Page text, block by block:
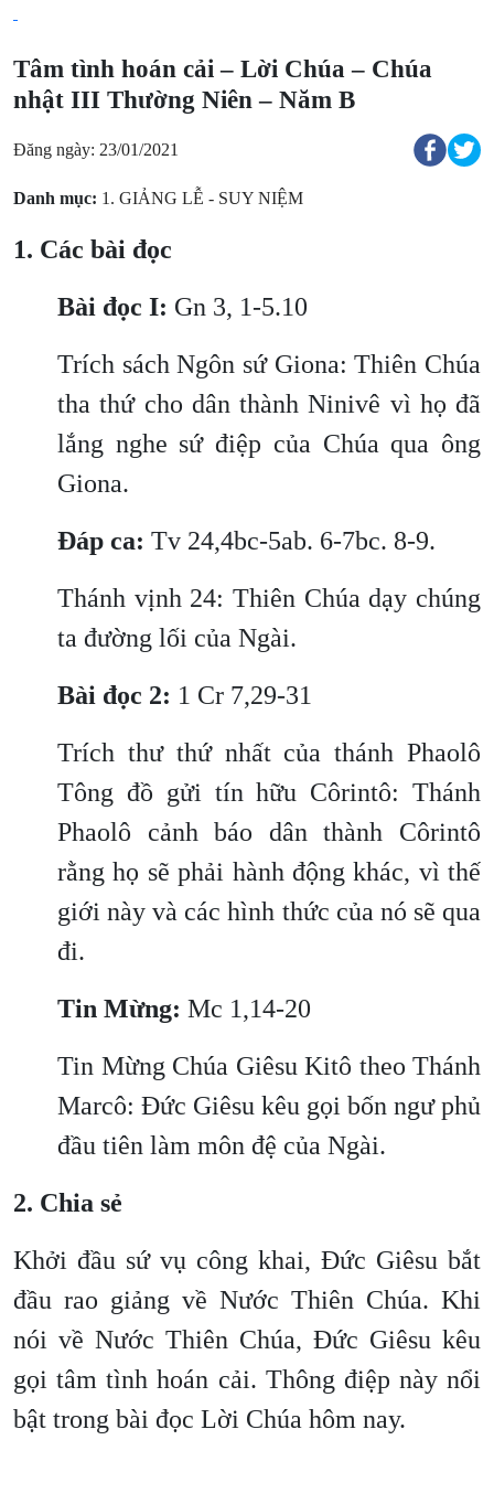
Tâm tình hoán cải – Lời Chúa – Chúa
nhật III Thường Niên – Năm B
Đăng ngày: 23/01/2021
Danh mục: 1. GIẢNG LỄ - SUY NIỆM
1. Các bài đọc
Bài đọc I: Gn 3, 1-5.10
Trích sách Ngôn sứ Giona: Thiên Chúa
tha thứ cho dân thành Ninivê vì họ đã
lắng nghe sứ điệp của Chúa qua ông
Giona.
Đáp ca: Tv 24,4bc-5ab. 6-7bc. 8-9.
Thánh vịnh 24: Thiên Chúa dạy chúng
ta đường lối của Ngài.
Bài đọc 2: 1 Cr 7,29-31
Trích thư thứ nhất của thánh Phaolô
Tông đồ gửi tín hữu Côrintô: Thánh
Phaolô cảnh báo dân thành Côrintô
rằng họ sẽ phải hành động khác, vì thế
giới này và các hình thức của nó sẽ qua
đi.
Tin Mừng: Mc 1,14-20
Tin Mừng Chúa Giêsu Kitô theo Thánh
Marcô: Đức Giêsu kêu gọi bốn ngư phủ
đầu tiên làm môn đệ của Ngài.
2. Chia sẻ
Khởi đầu sứ vụ công khai, Đức Giêsu bắt
đầu rao giảng về Nước Thiên Chúa. Khi
nói về Nước Thiên Chúa, Đức Giêsu kêu
gọi tâm tình hoán cải. Thông điệp này nổi
bật trong bài đọc Lời Chúa hôm nay.